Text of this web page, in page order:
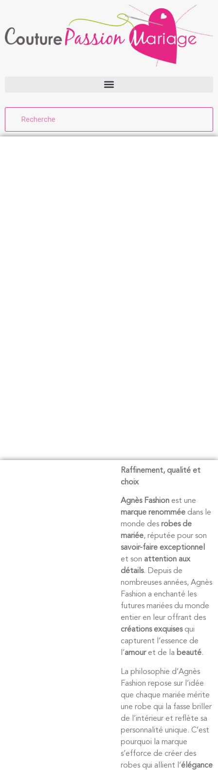
Raffinement, qualité et
choix
Agnès Fashionest une
marque renomméedans le
monde des robes de
mariée, réputée pour son
savoir-faire exceptionnel
et son attention aux
détails. Depuis de
nombreuses années, Agnès
Fashion a enchanté les
futures mariées du monde
entier en leur offrant des
créations exquisesqui
capturent l’essence de
l’amouret de la beauté.
La philosophie d’Agnès
Fashion repose sur l’idée
que chaque mariée mérite
une robe qui la fasse briller
de l’intérieur et reflète sa
personnalité unique. C’est
pourquoi la marque
s’efforce de créer des
robes qui allient l’élégance